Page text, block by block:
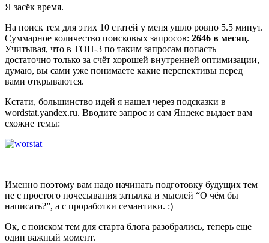
Я засёк время.
На поиск тем для этих 10 статей у меня ушло ровно 5.5 минут.
Суммарное количество поисковых запросов: 2646 в месяц.
Учитывая, что в ТОП-3 по таким запросам попасть
достаточно только за счёт хорошей внутренней оптимизации,
думаю, вы сами уже понимаете какие перспективы перед
вами открываются.
Кстати, большинство идей я нашел через подсказки в
wordstat.yandex.ru. Вводите запрос и сам Яндекс выдает вам
схожие темы:
Именно поэтому вам надо начинать подготовку будущих тем
не с простого почесывания затылка и мыслей “О чём бы
написать?”, а с проработки семантики. :)
Ок, с поиском тем для старта блога разобрались, теперь еще
один важный момент.